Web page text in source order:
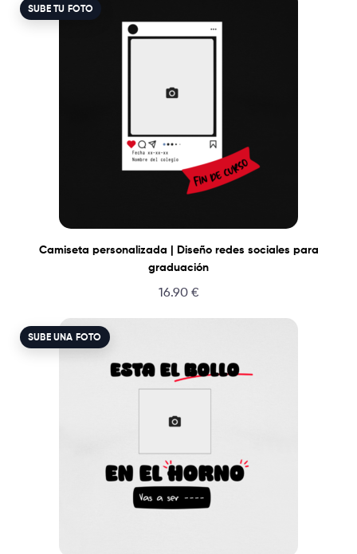
SUBE TU FOTO
Camiseta personalizada | Diseño redes sociales para
graduación
16.90 €
SUBE UNA FOTO